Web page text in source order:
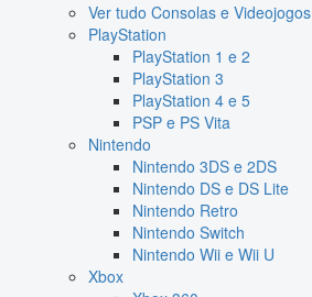
Ver tudo Consolas e Videojogos
PlayStation
PlayStation 1 e 2
PlayStation 3
PlayStation 4 e 5
PSP e PS Vita
Nintendo
Nintendo 3DS e 2DS
Nintendo DS e DS Lite
Nintendo Retro
Nintendo Switch
Nintendo Wii e Wii U
Xbox